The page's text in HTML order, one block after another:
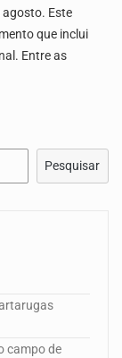
agosto. Este
que inclui
Entre as
Pesquisar
campo de